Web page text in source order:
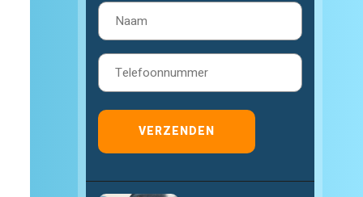
Naam
(Vereist)
Telefoon
(Vereist)